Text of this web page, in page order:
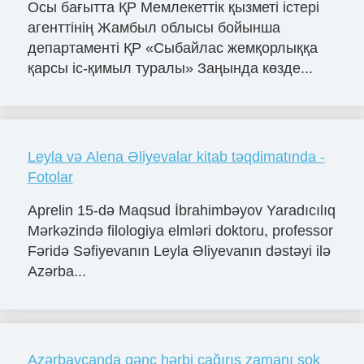
Осы бағытта ҚР Мемлекеттік қызметі істері
агенттінің Жамбыл облысы бойынша
департаменті ҚР «Сыбайлас жемқорлыққа
қарсы іс-қимыл туралы» Заңында көзде...
Leyla və Alena Əliyevalar kitab təqdimatında -
Fotolar
Aprelin 15-də Maqsud İbrahimbəyov Yaradıcılıq
Mərkəzində filologiya elmləri doktoru, professor
Fəridə Səfiyevanın Leyla Əliyevanın dəstəyi ilə
Azərba...
Azərbaycanda gənc hərbi çağırış zamanı şok